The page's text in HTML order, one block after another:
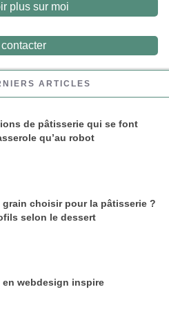
plus sur moi
contacter
ARTICLES
de pâtisserie qui se font
qu’au robot
grain choisir pour la pâtisserie ?
selon le dessert
en webdesign inspire